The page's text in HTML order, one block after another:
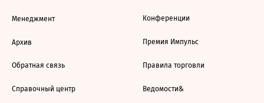
Менеджмент
Архив
Обратная связь
Справочный центр
Конференции
Премия Импульс
Правила торговли
Ведомости&